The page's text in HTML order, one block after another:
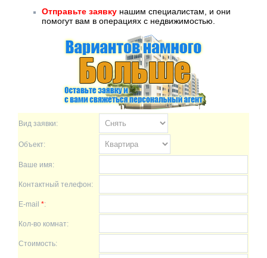
Отправьте заявку нашим специалистам, и они
помогут вам в операциях с недвижимостью.
Вид заявки:
Объект:
Ваше имя:
Контактный телефон:
E-mail *:
Кол-во комнат:
Стоимость: